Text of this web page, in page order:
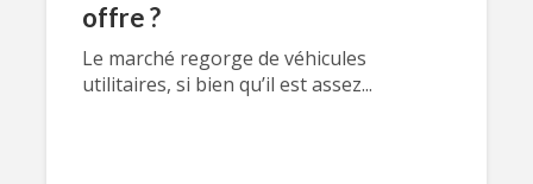
offre ?
Le marché regorge de véhicules
utilitaires, si bien qu’il est assez...